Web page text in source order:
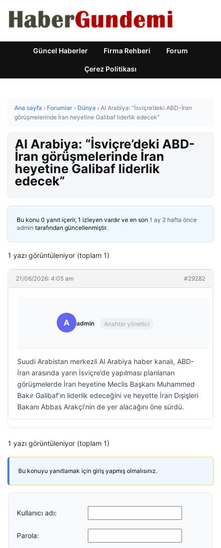
Güncel Haberler Firma Rehberi Forum
Çerez Politikası
Ana sayfa › Forumlar › Dünya › Al Arabiya: “İsviçre’deki ABD-İran
görüşmelerinde İran heyetine Galibaf liderlik edecek”
Al Arabiya: “İsviçre’deki ABD-
İran görüşmelerinde İran
heyetine Galibaf liderlik
edecek”
Bu konu 0 yanıt içerir, 1 izleyen vardır ve en son 1 ay 2 hafta önce
admin tarafından güncellenmiştir.
1 yazı görüntüleniyor (toplam 1)
21/06/2026: 4:05 am #29282
A admin Anahtar yönetici
Suudi Arabistan merkezli Al Arabiya haber kanalı, ABD-
İran arasında yarın İsviçre’de yapılması planlanan
görüşmelerde İran heyetine Meclis Başkanı Muhammed
Bakır Galibaf’ın liderlik edeceğini ve heyette İran Dışişleri
Bakanı Abbas Arakçi’nin de yer alacağını öne sürdü.
1 yazı görüntüleniyor (toplam 1)
Bu konuyu yanıtlamak için giriş yapmış olmalısınız.
Kullanıcı adı:
Parola: